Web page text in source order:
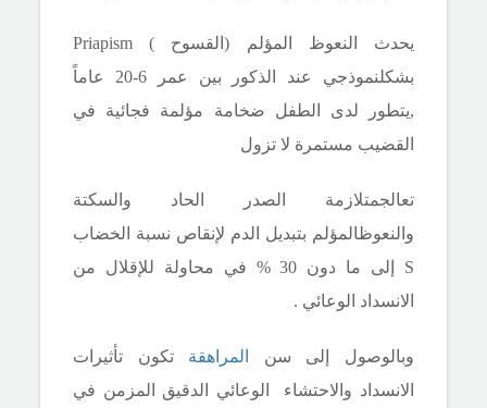
يحدث النعوظ المؤلم (القسوح ) Priapism
بشكلنموذجي عند الذكور بين عمر 6-20 عاماً
,يتطور لدى الطفل ضخامة مؤلمة فجائية في
القضيب مستمرة لا تزول
تعالجمتلازمة الصدر الحاد والسكتة
والنعوظالمؤلم بتبديل الدم لإنقاص نسبة الخضاب
S
إلى ما دون 30 % في محاولة للإقلال من
الانسداد الوعائي .
وبالوصول إلى سن المراهقة تكون تأثيرات
الانسداد والاحتشاء الوعائي الدقيق المزمن في